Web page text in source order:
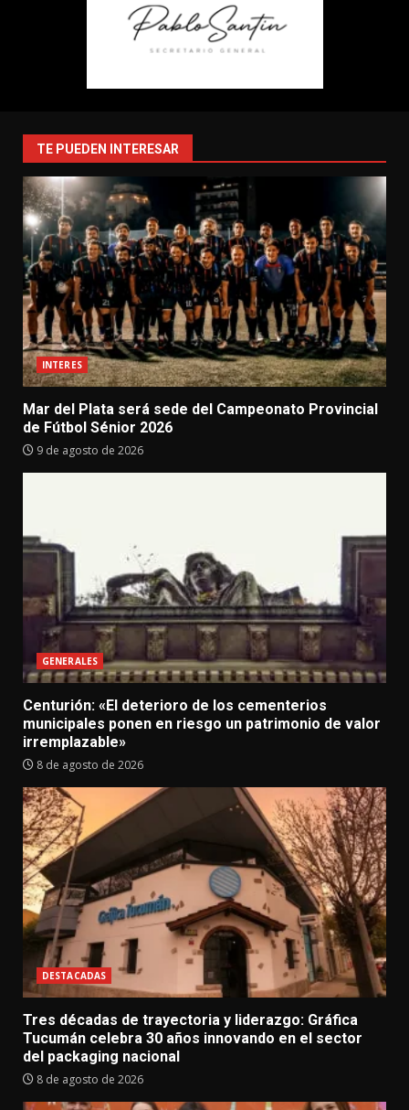
TE PUEDEN INTERESAR
INTERES
Mar del Plata será sede del Campeonato Provincial
de Fútbol Sénior 2026
9 de agosto de 2026
GENERALES
Centurión: «El deterioro de los cementerios
municipales ponen en riesgo un patrimonio de valor
irremplazable»
8 de agosto de 2026
DESTACADAS
Tres décadas de trayectoria y liderazgo: Gráfica
Tucumán celebra 30 años innovando en el sector
del packaging nacional
8 de agosto de 2026